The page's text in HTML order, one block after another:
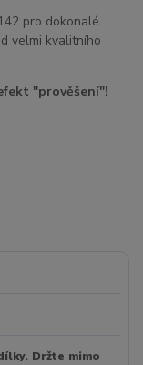
pro dokonalé
velmi kvalitního
"prověšení"!
Držte mimo